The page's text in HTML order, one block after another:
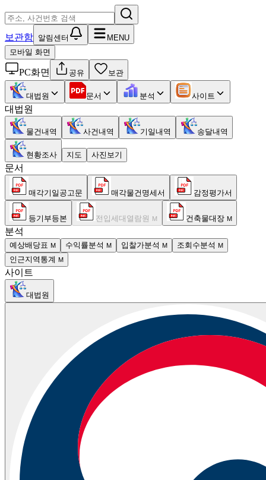
보관함 알림센터
MENU
모바일 화면
PC화면 공유 보관
대법원 문서 분석 사이트
대법원
물건내역 사건내역 기일내역 송달내역
현황조사 지도 사진보기
문서
매각기일공고문 매각물건명세서 감정평가서
등기부등본 전입세대열람원 M 건축물대장 M
분석
예상배당표 M 수익률분석 M 입찰가분석 M 조회수분석 M
인근지역통계 M
사이트
대법원